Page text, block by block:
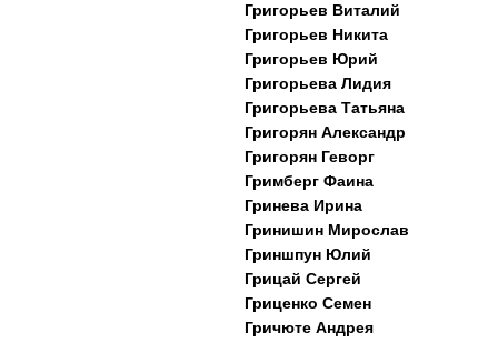
Григорьев Виталий
Григорьев Никита
Григорьев Юрий
Григорьева Лидия
Григорьева Татьяна
Григорян Александр
Григорян Геворг
Гримберг Фаина
Гринева Ирина
Гринишин Мирослав
Гриншпун Юлий
Грицай Сергей
Гриценко Семен
Гричюте Андрея